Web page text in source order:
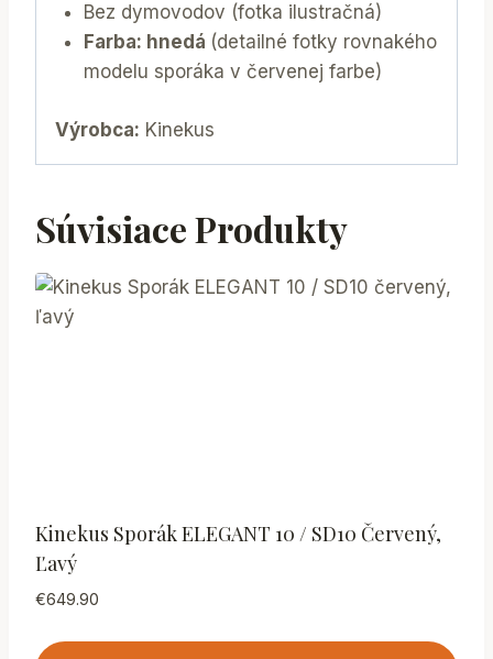
Bez dymovodov (fotka ilustračná)
Farba: hnedá (detailné fotky rovnakého
modelu sporáka v červenej farbe)
Výrobca: Kinekus
Súvisiace Produkty
Kinekus Sporák ELEGANT 10 / SD10 Červený,
Ľavý
€649.90